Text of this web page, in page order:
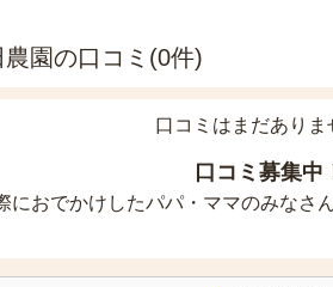
園の口コミ(0件)
口コミはまだありま
口コミ募集中
におでかけしたパパ・ママのみなさ